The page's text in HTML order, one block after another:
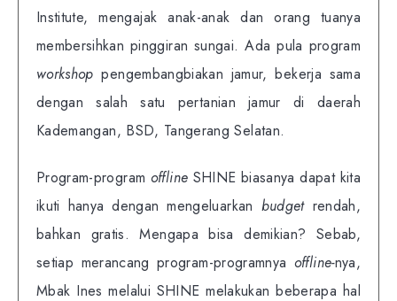
Institute, mengajak anak-anak dan orang tuanya
membersihkan pinggiran sungai. Ada pula program
workshoppengembangbiakan jamur, bekerja sama
dengan salah satu pertanian jamur di daerah
Kademangan, BSD, Tangerang Selatan.
Program-program offline SHINE biasanya dapat kita
ikuti hanya dengan mengeluarkan budgetrendah,
bahkan gratis. Mengapa bisa demikian? Sebab,
setiap merancang program-programnya offline-nya,
Mbak Ines melalui SHINE melakukan beberapa hal